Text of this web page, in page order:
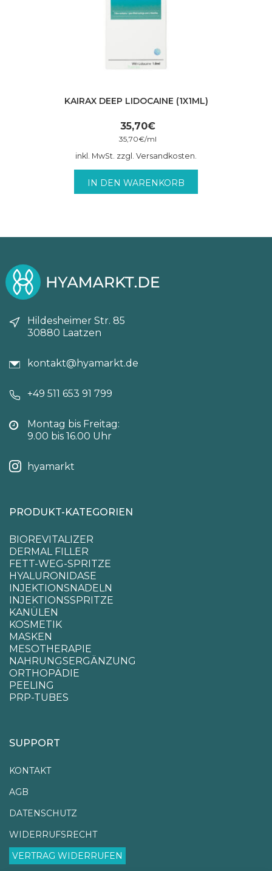
KAIRAX DEEP LIDOCAINE (1X1ML)
35,70€
35,70€/ml
inkl. MwSt. zzgl. Versandkosten.
IN DEN WARENKORB
Hildesheimer Str. 85
30880 Laatzen
kontakt@hyamarkt.de
+49 511 653 91 799
Montag bis Freitag:
9.00 bis 16.00 Uhr
hyamarkt
PRODUKT-KATEGORIEN
BIOREVITALIZER
DERMAL FILLER
FETT-WEG-SPRITZE
HYALURONIDASE
INJEKTIONSNADELN
INJEKTIONSSPRITZE
KANÜLEN
KOSMETIK
MASKEN
MESOTHERAPIE
NAHRUNGSERGÄNZUNG
ORTHOPÄDIE
PEELING
PRP-TUBES
SUPPORT
KONTAKT
AGB
DATENSCHUTZ
WIDERRUFSRECHT
VERTRAG WIDERRUFEN